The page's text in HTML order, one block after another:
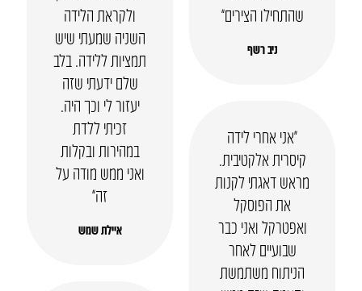
שהתחילו הצירים”
ניב רשף
ולקראת הלידה
השניה שמעתי שיש
תמציות ללידה. בלב
שלם ידעתי שזה
יעזור לי וכך היה.
זכיתי ללדת
במהירות ובקלות
ואני ממש מודה על
זה”
איילת שמש
“אני אחרי לידה
קיסרית אלקטיבית.
מראש דאגתי לקנות
את הפוסקל
ואפטרקל ואני כבר
שבועיים לאחר
הניתוח משתמשת